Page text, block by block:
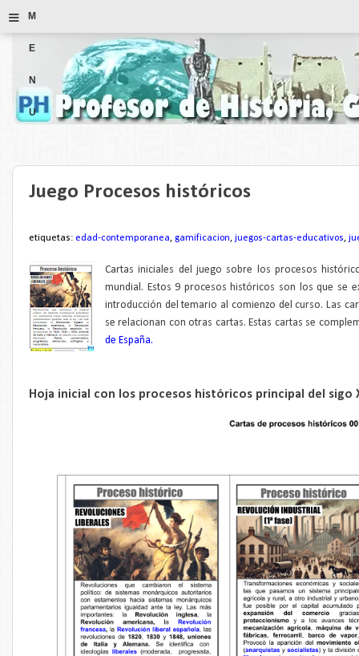
≡ M
E
N
U
Juego Procesos históricos
etiquetas: edad-contemporanea, gamificacion, juegos-cartas-educativos,
Cartas iniciales del juego sobre los procesos
mundial. Estos 9 procesos históricos son los que se
introducción del temario al comienzo del curso. Las
se relacionan con otras cartas. Estas cartas se
de España.
Hoja inicial con los procesos históricos principal del sigo